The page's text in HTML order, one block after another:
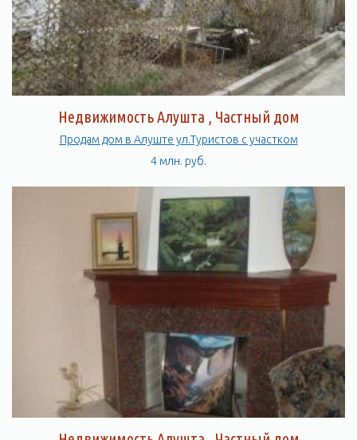
Недвижимость Алушта , Частный дом
Продам дом в Алуште ул.Туристов с участком
4 млн. руб.